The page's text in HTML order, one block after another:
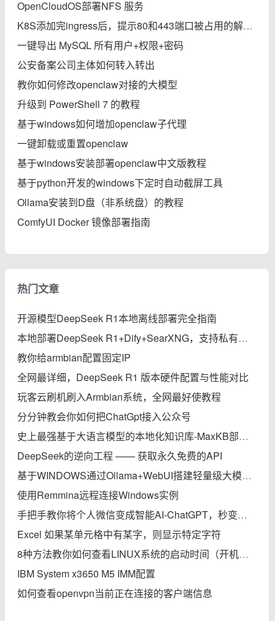
OpenCloudOS部署NFS 服务
K8S添加完ingress后，提示80和443端口被占用的解决办法
一键导出 MySQL 所有用户+权限+密码
公安备案公司主体如何转入转出
教你如何修改openclaw对接的大模型
升级到 PowerShell 7 的教程
基于windows如何增加openclaw子代理
一键卸载或重置openclaw
基于windows安装部署openclaw中文版教程
基于python开发的windows下定时自动截屏工具
Ollama安装到D盘（非系统盘）的教程
ComfyUI Docker 镜像部署指南
热门文章
开源模型DeepSeek R1本地离线部署完全指南
本地部署DeepSeek R1+Dify+SearXNG，支持私有知识库、智能体、联网搜索的保姆级教程
教你给armbian配置固定IP
全网最详细，DeepSeek R1 版本硬件配置与性能对比
玩客云刷机刷入Armbian系统，全网最好使教程
分分钟教会你如何把ChatGpt接入公众号
史上最强基于大语言模型的本地化知识库-MaxKB部署实践完全指南
DeepSeek的逆向工程 —— 获取永久免费的API
基于WINDOWS通过Ollama+WebUI搭建轻量级大模型本地知识库
使用Remmina远程连接Windows实例
手把手教你将个人微信变成智能AI-ChatGPT，秒变专家
Excel 如果某单元格中有某字，则显示特定字符
8种方法教你如何查看LINUX系统的启动时间（开机后的运行时间）
IBM System x3650 M5 IMM配置
如何查看openvpn当前正在连接的客户端信息